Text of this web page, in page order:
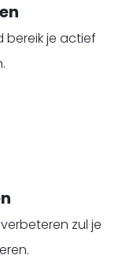
bereik je actief
zul je